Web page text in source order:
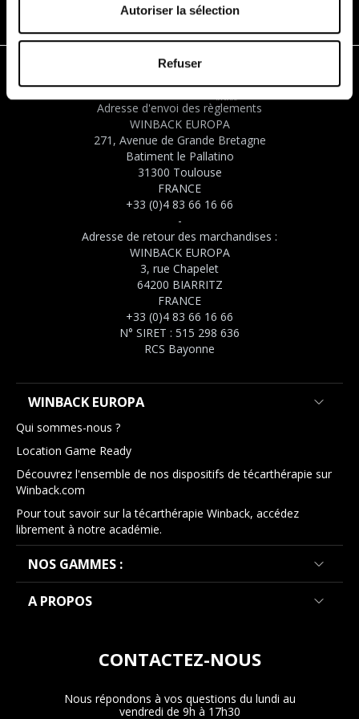
Autoriser la sélection
Refuser
Adresse d'envoi des règlements
WINBACK EUROPA
271, Avenue de Grande Bretagne
Batiment le Pallatino
31300 Toulouse
FRANCE
+33 (0)4 83 66 16 66
-
Adresse de retour des marchandises :
WINBACK EUROPA
3, rue Chapelet
64200 BIARRITZ
FRANCE
+33 (0)4 83 66 16 66
N° SIRET : 515 298 636
RCS Bayonne
WINBACK EUROPA
Qui sommes-nous ?
Location Game Ready
Découvrez l'ensemble de nos dispositifs de técarthérapie sur
Winback.com
Pour tout savoir sur la técarthérapie Winback, accédez
librement à notre académie.
NOS GAMMES :
A PROPOS
CONTACTEZ-NOUS
Nous répondons à vos questions du lundi au
vendredi de 9h à 17h30